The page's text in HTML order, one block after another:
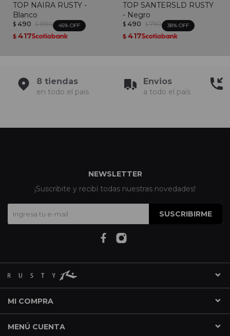
TOP NAIRA RUSTY -
Blanco
$ 490 $ 890 45
$ 417
TOP SANTERSLD RUSTY
- Negro
$ 490 $ 790 38
$ 417
8 tiendas
en todo el pais
Envios
a todo el país
MI COMPRA
MENÚ CUENTA
NEWSLETTER
¡Suscribite y recibí todas nuestras novedades!
SUSCRIBIRME